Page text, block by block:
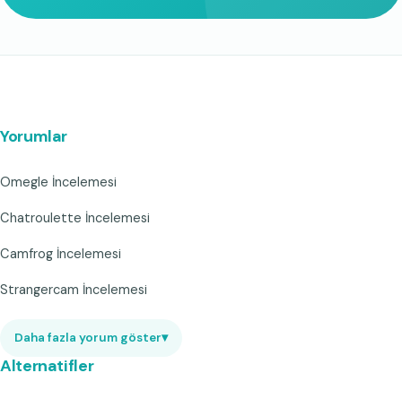
Yorumlar
Omegle İncelemesi
Chatroulette İncelemesi
Camfrog İncelemesi
Strangercam İncelemesi
Daha fazla yorum göster▾
Alternatifler